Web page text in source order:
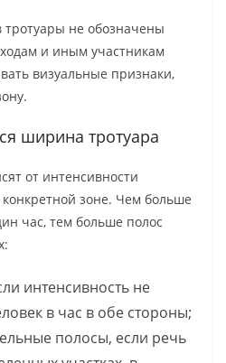
тротуары не обозначены
и иным участникам
визуальные признаки,
ширина тротуара
от интенсивности
зоне. Чем больше
час, тем больше полос
интенсивность не
в час в обе стороны;
полосы, если речь